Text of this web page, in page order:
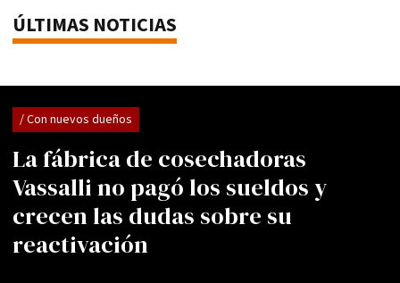
ÚLTIMAS NOTICIAS
La fábrica de cosechadoras
Vassalli no pagó los sueldos y
crecen las dudas sobre su
reactivación
/ Con nuevos dueños